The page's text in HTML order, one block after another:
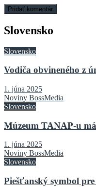
Slovensko
Slovensko
Vodiča obvineného z
1. júna 2025
Noviny BossMedia
Slovensko
Múzeum TANAP-u
1. júna 2025
Noviny BossMedia
Slovensko
Piešťanský symbol